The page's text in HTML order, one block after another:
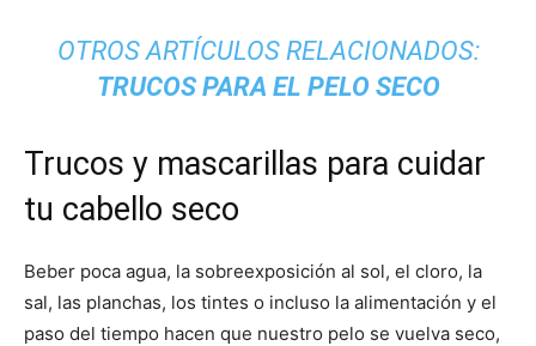
OTROS ARTÍCULOS RELACIONADOS:
TRUCOS PARA EL PELO SECO
Trucos y mascarillas para cuidar
tu cabello seco
Beber poca agua, la sobreexposición al sol, el cloro, la
sal, las planchas, los tintes o incluso la alimentación y el
paso del tiempo hacen que nuestro pelo se vuelva seco,